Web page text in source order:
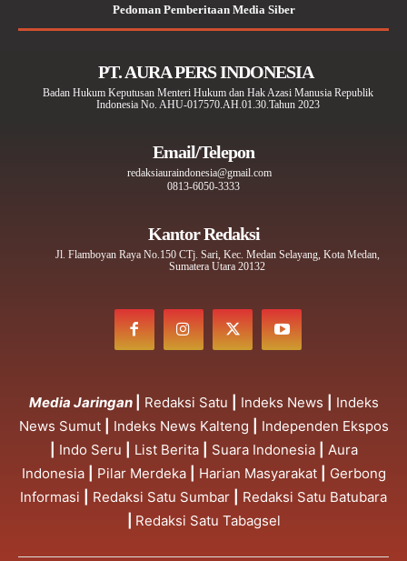
Pedoman Pemberitaan Media Siber
PT. AURA PERS INDONESIA
Badan Hukum Keputusan Menteri Hukum dan Hak Azasi Manusia Republik
Indonesia No. AHU-017570.AH.01.30.Tahun 2023
Email/Telepon
redaksiauraindonesia@gmail.com
0813-6050-3333
Kantor Redaksi
Jl. Flamboyan Raya No.150 CTj. Sari, Kec. Medan Selayang, Kota Medan,
Sumatera Utara 20132
Media Jaringan Redaksi Satu Indeks News
Indeks
News Sumut
Indeks News Kalteng
Independen Ekspos
Indo Seru List Berita Suara Indonesia
Aura
Indonesia
Pilar Merdeka Harian Masyarakat
Gerbong
Informasi
Redaksi Satu Sumbar
Redaksi Satu Batubara
Redaksi Satu Tabagsel